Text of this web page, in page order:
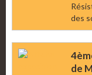
des
de